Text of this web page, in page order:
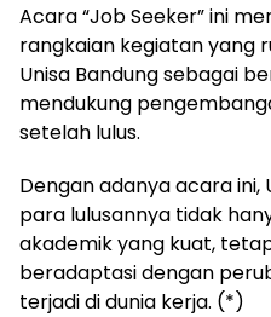
Acara “Job Seeker” ini
rangkaian kegiatan yang
Unisa Bandung sebagai
mendukung
setelah lulus.
Dengan adanya acara
para lulusannya tidak
akademik yang kuat,
beradaptasi dengan
terjadi di dunia kerja. (*)